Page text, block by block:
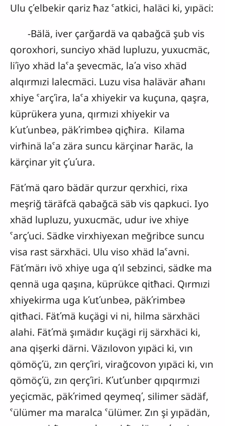
Ulu çʹelbekir qariz ħaz ˁatkici, haläci ki, yıpäci:
-Bälä, iver çarğardä va qabağcä şub vis
qoroxhori, sunciyo xhäd lupluzu, yuxucmäc,
liʹiyo xhäd laˁa şevecmäc, laʹa viso xhäd
alqırmızi lalecmäci. Luzu visa halävär aħanı
xhiye ˁarçʹira, laˁa xhiyekir va kuçuna, qaşra,
küprükera yuna, qırmızi xhiyekir va
kʹutʹunbeə, päkʹrimbeə qiçħira. Kilama
virħinä laˁa zära suncu kärçinar ħaräc, la
kärçinar yit çʹuʹura.
Fätʹmä qaro bädär qurzur qerxhici, rixa
meşriğ täräfcä qabağcä säb vis qapkuci. Iyo
xhäd lupluzu, yuxucmäc, udur ive xhiye
ˁarçʹuci. Sädke virxhiyexan meğribce suncu
visa rast särxhäci. Ulu viso xhäd laˁavni.
Fätʹmärı ivö xhiye uga qʹıl sebzinci, sädke ma
qennä uga qaşına, küprükce qitħaci. Qırmızi
xhiyekirma uga kʹutʹunbeə, päkʹrimbeə
qitħaci. Fätʹmä kuçägi vi ni, hilma särxhäci
alahi. Fätʹmä şımädır kuçägi rij särxhäci ki,
ana qişerki därni. Väzılovon yıpäci ki, vın
qömöçʹü, zın qerçʹiri, virağcovon yıpäci ki, vın
qömöçʹü, zın qerçʹiri. Kʹutʹunber qıpqırmızi
yeçicmäc, päkʹrimed qeymeqʹ, silimer sädäf,
ˁülümer ma maralca ˁülümer. Zın şi yıpädän,